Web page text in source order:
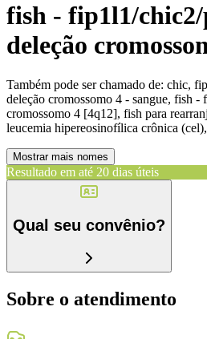
fish - fip1l1/
deleção
Também pode ser chamado de: chic,
deleção cromossomo 4 - sangue, fish
cromossomo 4 [4q12], fish para
leucemia hipereosinofílica crônica
Mostrar mais nomes
Resultado em até 20 dias úteis
Qual seu convênio?
Sobre o atendimento